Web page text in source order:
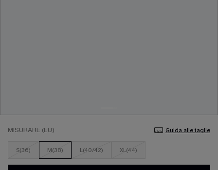
MISURARE (EU) Guida alle taglie
S(36) M(38) L(40/42) XL(44)